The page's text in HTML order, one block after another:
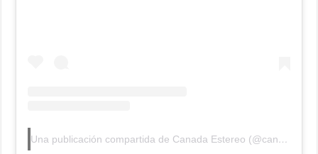
Una publicación compartida de Canada Estereo (@canada_estereo)